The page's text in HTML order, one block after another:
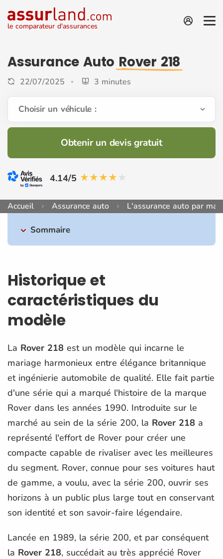
le comparateur d'assurances
Assurance Auto Rover 218
22/07/2025 3 minutes
Choisir un véhicule :
Obtenir un devis gratuit
4.14/5
Accueil Assurance auto L'assurance auto par
Sommaire
Historique et
caractéristiques du
modèle
La Rover 218 est un modèle qui incarne le
mariage harmonieux entre élégance britannique
et ingénierie automobile de qualité. Elle fait partie
d'une série qui a marqué l'histoire de la marque
Rover dans les années 1990. Introduite sur le
marché au sein de la série 200, la Rover 218 a
représenté l'effort de Rover pour créer une
compacte capable de rivaliser avec les meilleures
du segment. Rover, connue pour ses voitures haut
de gamme, a voulu, avec la série 200, ouvrir ses
horizons à un public plus large tout en conservant
son identité et son savoir-faire légendaire.
Lancée en 1989, la série 200, et par conséquent
la Rover 218, succédait au très apprécié Rover